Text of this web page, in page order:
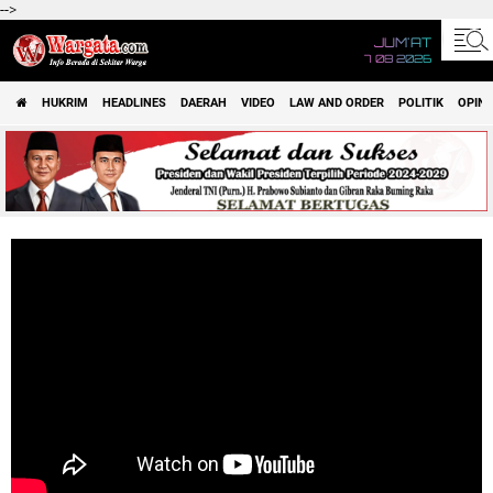
-->
JUM'AT
7 08 2026
HUKRIM HEADLINES DAERAH VIDEO LAW AND ORDER POLITIK OPINI